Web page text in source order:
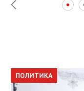
ПОЛИТИКА
ПОЛИТИКА
ОБЩЕСТВО
ПОЛИТИКА
ЭКОНОМИКА